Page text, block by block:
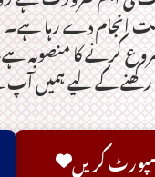
انجام دے رہا ہے۔
کرنے کا منصوبہ
کے لیے ہمیں
کریں